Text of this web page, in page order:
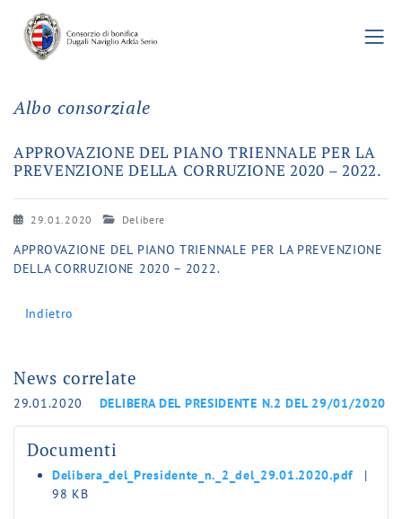
Albo consorziale
APPROVAZIONE DEL PIANO TRIENNALE PER LA
PREVENZIONE DELLA CORRUZIONE 2020 – 2022.
29.01.2020 Delibere
APPROVAZIONE DEL PIANO TRIENNALE PER LA PREVENZIONE
DELLA CORRUZIONE 2020 – 2022.
Indietro
News correlate
29.01.2020 DELIBERA DEL PRESIDENTE N.2 DEL 29/01/2020
Documenti
Delibera_del_Presidente_n._2_del_29.01.2020.pdf
|
98 KB